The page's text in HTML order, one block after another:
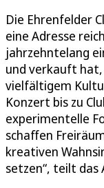
Die Ehrenfelder
eine Adresse
jahrzehntelang
und verkauft
vielfältigem
Konzert bis zu
experimentelle
schaffen
kreativen
setzen“, teilt